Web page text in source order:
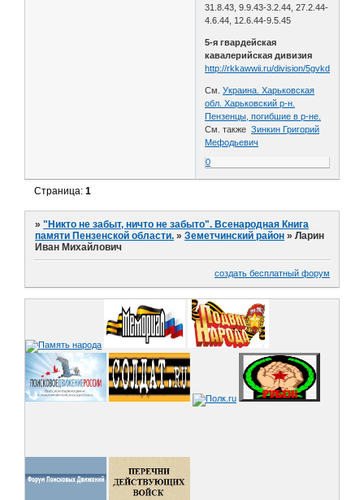
31.8.43, 9.9.43-3.2.44, 27.2.44-
4.6.44, 12.6.44-9.5.45
5-я гвардейская
кавалерийская дивизия
http://rkkawwii.ru/division/5gvkdf1
См.Украина. Харьковская
обл. Харьковский р-н.
Пензенцы, погибшие в р-не.
См. такжеЗинкин Григорий
Мефодьевич
0
Страница:1
»"Никто не забыт, ничто не забыто". Всенародная Книга
памяти Пензенской области. »Земетчинский район »Ларин
Иван Михайлович
создать бесплатный форум